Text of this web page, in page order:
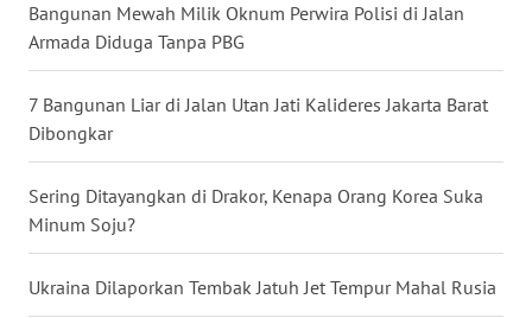
Bangunan Mewah Milik Oknum Perwira Polisi di Jalan
Armada Diduga Tanpa PBG
7 Bangunan Liar di Jalan Utan Jati Kalideres Jakarta Barat
Dibongkar
Sering Ditayangkan di Drakor, Kenapa Orang Korea Suka
Minum Soju?
Ukraina Dilaporkan Tembak Jatuh Jet Tempur Mahal Rusia
WN
DANAU
TOBA
WN
NIAS
WN